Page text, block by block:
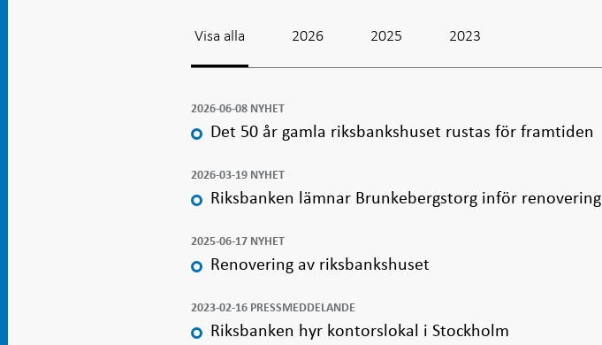
Visa alla 2026 2025 2023
2026-06-08 NYHET
Det 50 år gamla riksbankshuset rustas för framtiden
2026-03-19 NYHET
Riksbanken lämnar Brunkebergstorg inför renovering
2025-06-17 NYHET
Renovering av riksbankshuset
2023-02-16 PRESSMEDDELANDE
Riksbanken hyr kontorslokal i Stockholm